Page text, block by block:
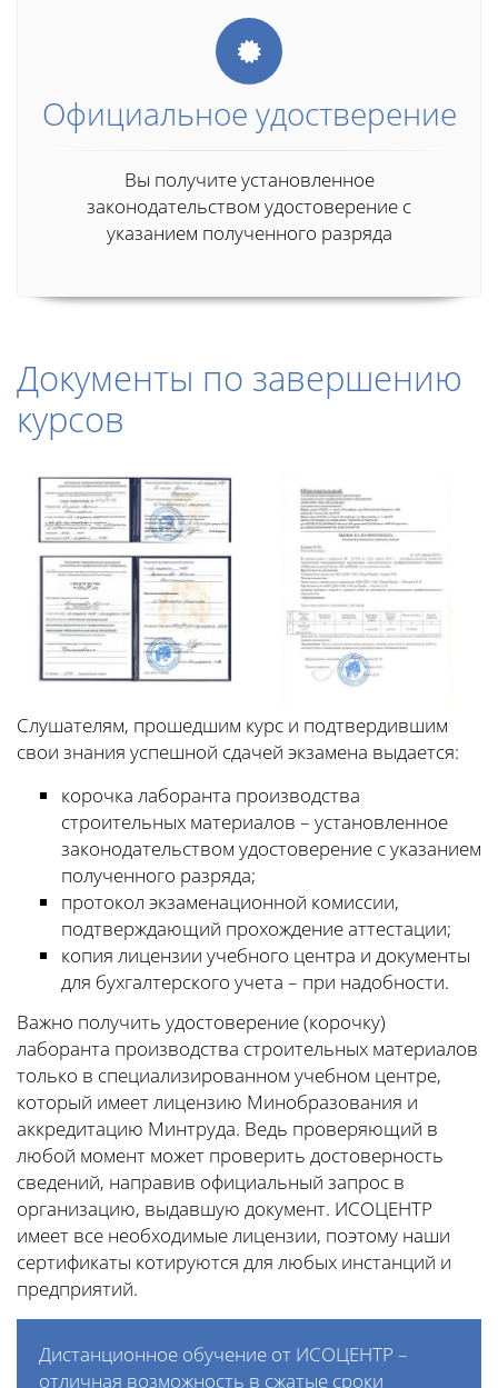
Официальное удостверение
Вы получите установленное
законодательством удостоверение с
указанием полученного разряда
Документы по завершению
курсов
Слушателям, прошедшим курс и подтвердившим
свои знания успешной сдачей экзамена выдается:
корочка лаборанта производства
строительных материалов – установленное
законодательством удостоверение с указанием
полученного разряда;
протокол экзаменационной комиссии,
подтверждающий прохождение аттестации;
копия лицензии учебного центра и документы
для бухгалтерского учета – при надобности.
Важно получить удостоверение (корочку)
лаборанта производства строительных материалов
только в специализированном учебном центре,
который имеет лицензию Минобразования и
аккредитацию Минтруда. Ведь проверяющий в
любой момент может проверить достоверность
сведений, направив официальный запрос в
организацию, выдавшую документ. ИСОЦЕНТР
имеет все необходимые лицензии, поэтому наши
сертификаты котируются для любых инстанций и
предприятий.
Дистанционное обучение от ИСОЦЕНТР –
отличная возможность в сжатые сроки